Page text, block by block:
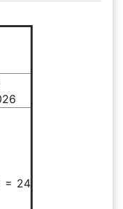
= 24